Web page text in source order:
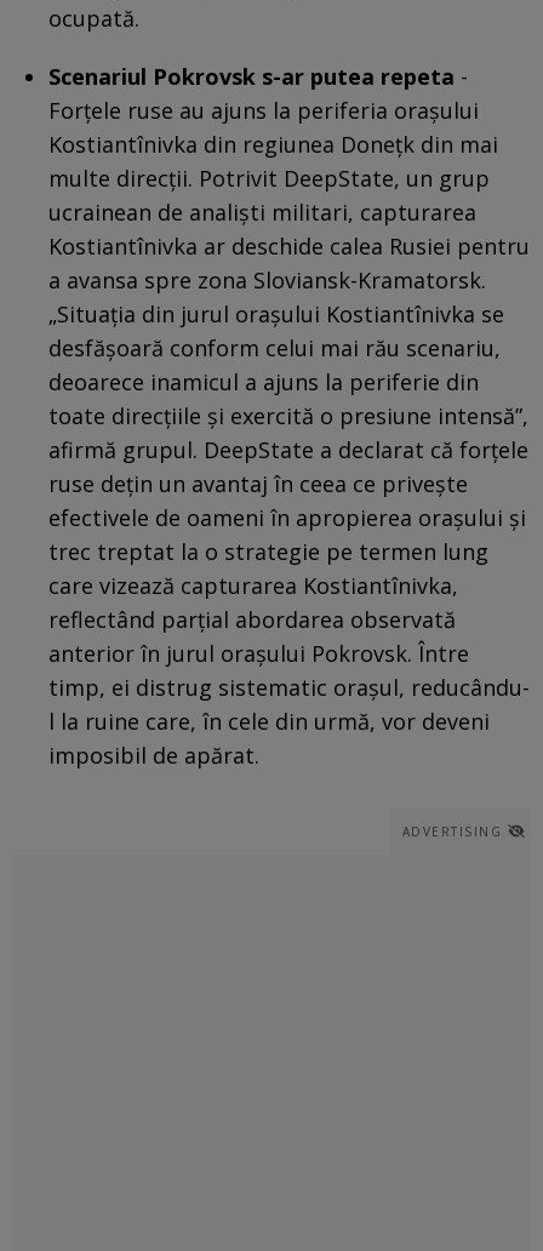
ocupată.
Scenariul Pokrovsk s-ar putea repeta -
Forțele ruse au ajuns la periferia orașului
Kostiantînivka din regiunea Donețk din mai
multe direcții. Potrivit DeepState, un grup
ucrainean de analiști militari, capturarea
Kostiantînivka ar deschide calea Rusiei pentru
a avansa spre zona Sloviansk-Kramatorsk.
„Situația din jurul orașului Kostiantînivka se
desfășoară conform celui mai rău scenariu,
deoarece inamicul a ajuns la periferie din
toate direcțiile și exercită o presiune intensă”,
afirmă grupul. DeepState a declarat că forțele
ruse dețin un avantaj în ceea ce privește
efectivele de oameni în apropierea orașului și
trec treptat la o strategie pe termen lung
care vizează capturarea Kostiantînivka,
reflectând parțial abordarea observată
anterior în jurul orașului Pokrovsk. Între
timp, ei distrug sistematic orașul, reducându-
l la ruine care, în cele din urmă, vor deveni
imposibil de apărat.
ADVERTISING